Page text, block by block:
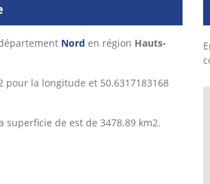
Nord en région Hauts-
pour la longitude et 50.6317183168
superficie de est de 3478.89 km2.